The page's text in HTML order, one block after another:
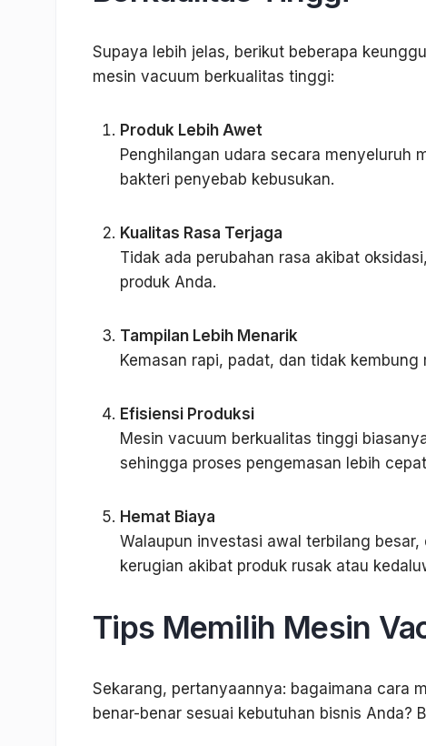
Supaya lebih jelas, berikut beberapa
mesin vacuum berkualitas tinggi:
Produk Lebih Awet
Penghilangan udara secara menyeluruh
bakteri penyebab kebusukan.
Kualitas Rasa Terjaga
Tidak ada perubahan rasa akibat
produk Anda.
Tampilan Lebih Menarik
Kemasan rapi, padat, dan tidak
Efisiensi Produksi
Mesin vacuum berkualitas tinggi
sehingga proses pengemasan lebih
Hemat Biaya
Walaupun investasi awal terbilang
kerugian akibat produk rusak atau
Tips Memilih Mesin
Sekarang, pertanyaannya: bagaimana cara
benar-benar sesuai kebutuhan bisnis Anda?